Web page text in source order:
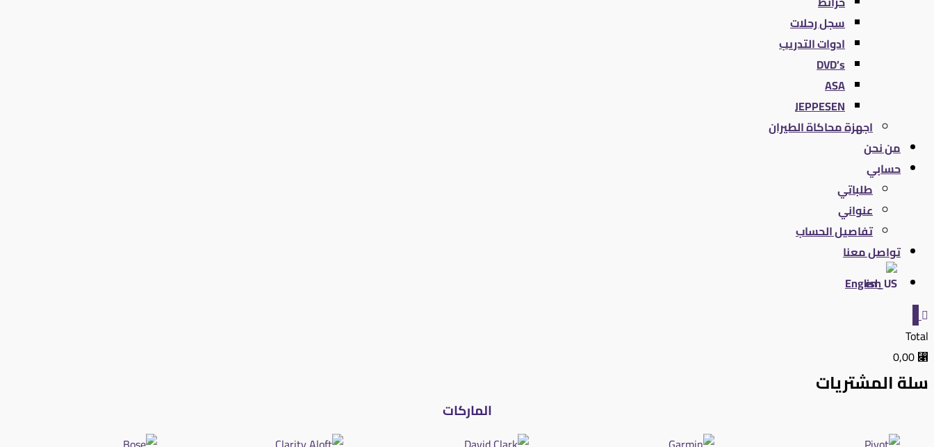
سجل رحلات
ادوات التدريب
DVD’s
ASA
JEPPESEN
اجهزة محاكاة الطيران
من نحن
حسابي
طلباتي
عنواني
تفاصيل الحساب
تواصل معنا
English
Total
⃁ 0,00
سلة المشتريات
الماركات